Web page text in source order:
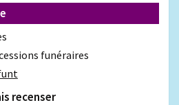
funéraires
recenser